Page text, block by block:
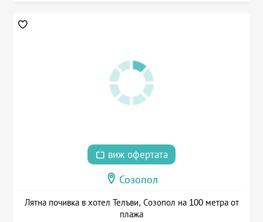
виж офертата
Созопол
Лятна почивка в хотел Телъви, Созопол на 100 метра от
плажа